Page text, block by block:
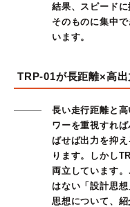
結果、スピード
そのものに集中
います。
TRP-01が長距離×高
長い走行距離と
ワーを重視すれ
ばせば出力を抑
ります。しかし
両立しています
はない「設計思
思想について、紹